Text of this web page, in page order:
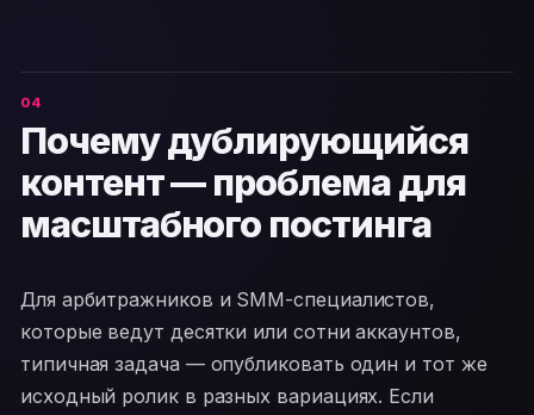
Почему дублирующийся
контент — проблема для
масштабного постинга
Для арбитражников и SMM-специалистов,
которые ведут десятки или сотни аккаунтов,
типичная задача — опубликовать один и тот же
исходный ролик в разных вариациях. Если